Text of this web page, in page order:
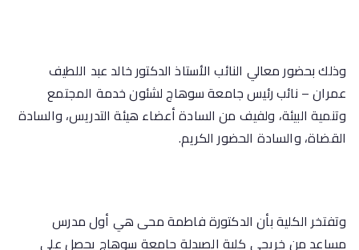
وذلك بحضور معالي النائب الأستاذ الدكتور خالد عبد اللطيف
عمران – نائب رئيس جامعة سوهاج لشئون خدمة المجتمع
وتنمية البيئة، ولفيف من السادة أعضاء هيئة التدريس، والسادة
القضاة، والسادة الحضور الكريم.
وتفتخر الكلية بأن الدكتورة فاطمة محى هي أول مدرس
مساعد من خريجي كلية الصيدلة جامعة سوهاج يحصل على